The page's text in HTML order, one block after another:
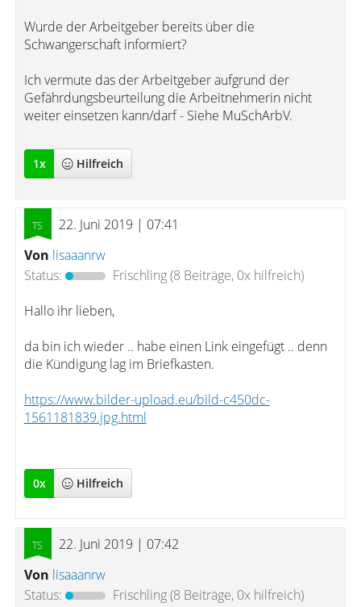
Wurde der Arbeitgeber bereits über die
Schwangerschaft informiert?
Ich vermute das der Arbeitgeber aufgrund der
Gefährdungsbeurteilung die Arbeitnehmerin nicht
weiter einsetzen kann/darf - Siehe MuSchArbV.
1x Hilfreich
22. Juni 2019 | 07:41
Von lisaaanrw
Status:
Frischling(8 Beiträge, 0x hilfreich)
Hallo ihr lieben,
da bin ich wieder .. habe einen Link eingefügt .. denn
die Kündigung lag im Briefkasten.
https://www.bilder-upload.eu/bild-c450dc-
1561181839.jpg.html
0x Hilfreich
22. Juni 2019 | 07:42
Von lisaaanrw
Status:
Frischling(8 Beiträge, 0x hilfreich)